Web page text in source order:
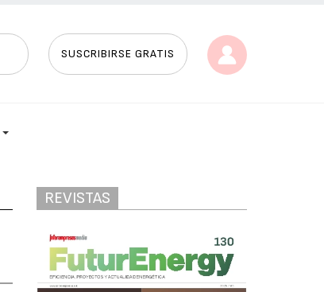
SUSCRIBIRSE GRATIS
REVISTAS